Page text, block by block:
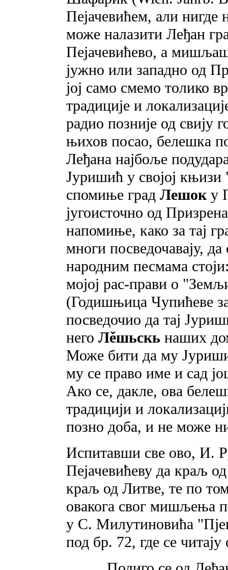
Пејачевићем, али нигде
може налазити Леђан
Пејачевићево, a
јужно или западно од
јој само смемо толико
традиције и
радио позније од свију
њихов посао, белешка по
Леђана најбоље
Јуришић у својој
спомиње град Лешок у
југоисточно од
напомиње, како за тај
многи посведочавају,
народним песмама
мојој рас-прави о
(Годишњица Чупићеве
посведочио да тај
него Лěшьскь наших
Може бити да му
му се право име и сад
Ако се, дакле, ова
традицији и
позно доба, и не може
Испитавши све ово, И.
Пејачевићеву да краљ
краљ од Литве, те по
овакога свог мишљења
у С. Милутиновића
под бр. 72, где се